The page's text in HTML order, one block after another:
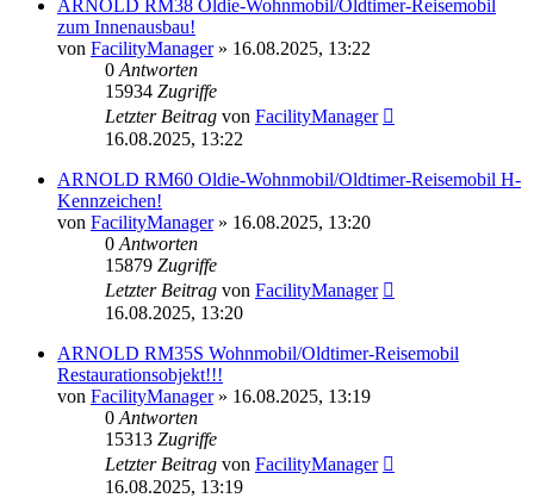
ARNOLD RM38 Oldie-Wohnmobil/Oldtimer-Reisemobil
zum Innenausbau!
von FacilityManager» 16.08.2025, 13:22
0 Antworten
15934 Zugriffe
Letzter Beitrag von FacilityManager
16.08.2025, 13:22
ARNOLD RM60 Oldie-Wohnmobil/Oldtimer-Reisemobil H-
Kennzeichen!
von FacilityManager» 16.08.2025, 13:20
0 Antworten
15879 Zugriffe
Letzter Beitrag von FacilityManager
16.08.2025, 13:20
ARNOLD RM35S Wohnmobil/Oldtimer-Reisemobil
Restaurationsobjekt!!!
von FacilityManager» 16.08.2025, 13:19
0 Antworten
15313 Zugriffe
Letzter Beitrag von FacilityManager
16.08.2025, 13:19